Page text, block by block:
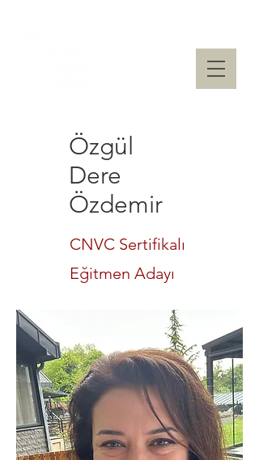
Özgül
Dere
Özdemir
CNVC Sertifikalı
Eğitmen Adayı